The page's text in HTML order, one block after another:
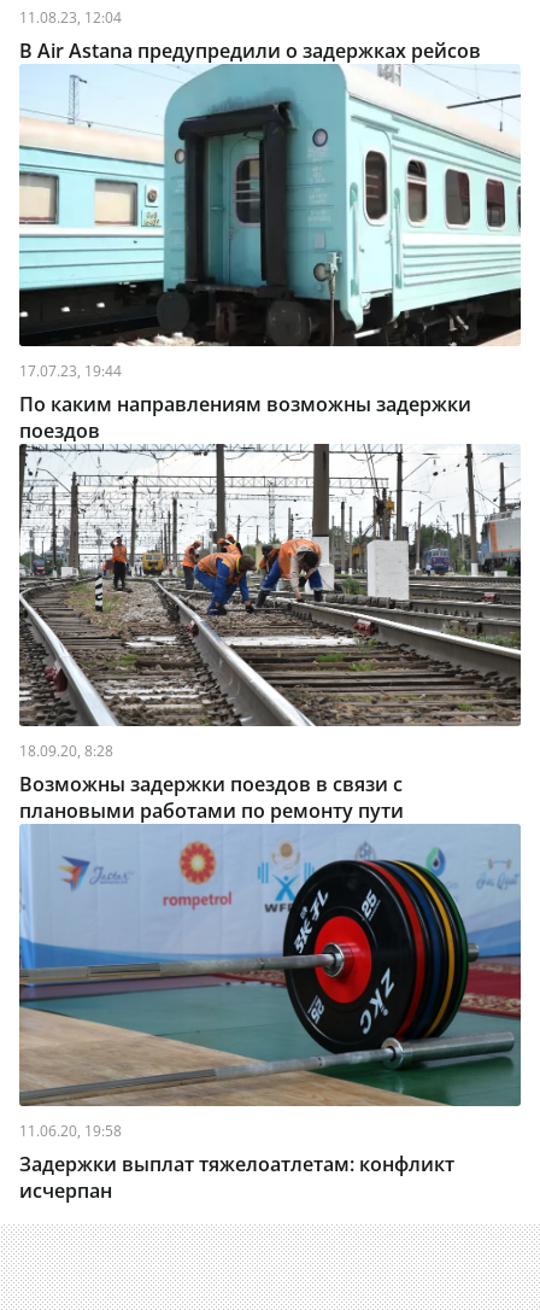
11.08.23, 12:04
В Air Astana предупредили о задержках рейсов
17.07.23, 19:44
По каким направлениям возможны задержки
поездов
18.09.20, 8:28
Возможны задержки поездов в связи с
плановыми работами по ремонту пути
11.06.20, 19:58
Задержки выплат тяжелоатлетам: конфликт
исчерпан